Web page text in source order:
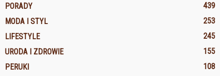
PORADY
439
MODA I STYL
253
LIFESTYLE
245
URODA I ZDROWIE
155
PERUKI
108